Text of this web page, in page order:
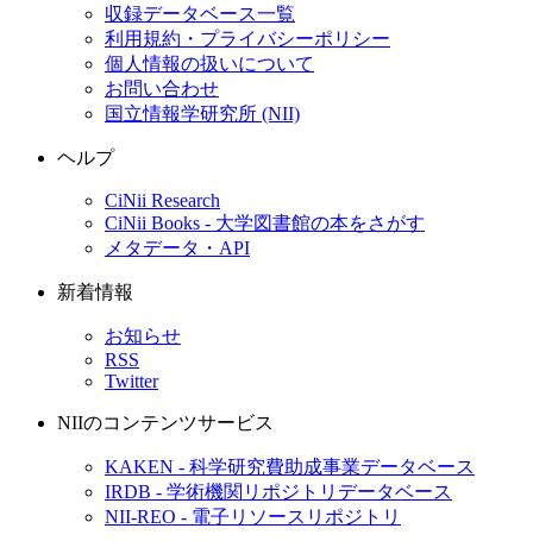
収録データベース一覧
利用規約・プライバシーポリシー
個人情報の扱いについて
お問い合わせ
国立情報学研究所 (NII)
ヘルプ
CiNii Research
CiNii Books - 大学図書館の本をさがす
メタデータ・API
新着情報
お知らせ
RSS
Twitter
NIIのコンテンツサービス
KAKEN - 科学研究費助成事業データベース
IRDB - 学術機関リポジトリデータベース
NII-REO - 電子リソースリポジトリ